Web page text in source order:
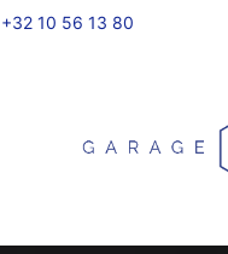
+32 10 56 13 80
Onze diensten